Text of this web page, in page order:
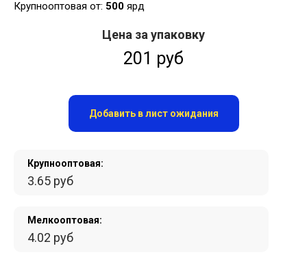
Крупнооптовая от: 500 ярд
Крупнооптовая:
3.65 руб
Мелкооптовая:
4.02 руб
Цена за упаковку
201 руб
Добавить в лист ожидания